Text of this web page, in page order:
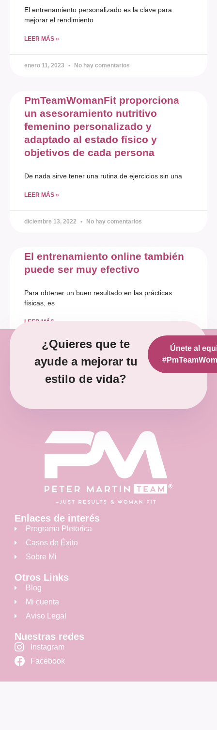
El entrenamiento personalizado es la clave para
mejorar el rendimiento
LEER MÁS »
enero 11, 2023 No hay comentarios
PmTeamWomanFit proporciona
un asesoramiento nutritivo
femenino personalizado y
adaptado al estado físico y
objetivos de cada persona
De nada sirve tener una rutina de ejercicios sin una
LEER MÁS »
diciembre 13, 2022 No hay comentarios
El entrenamiento online también
puede ser muy efectivo
Para obtener un buen resultado en las prácticas
físicas, es
LEER MÁS »
diciembre 12, 2022 No hay comentarios
¿Quieres que te
ayude a mejorar tu
estilo de vida?
Únete al
Enlaces de interés
Programa Pletorica
Casos de Éxito
Sobre Mi
Otros Links
Blog
Mi cuenta
Aviso Legal
Nuestras redes
Instagram
Facebook